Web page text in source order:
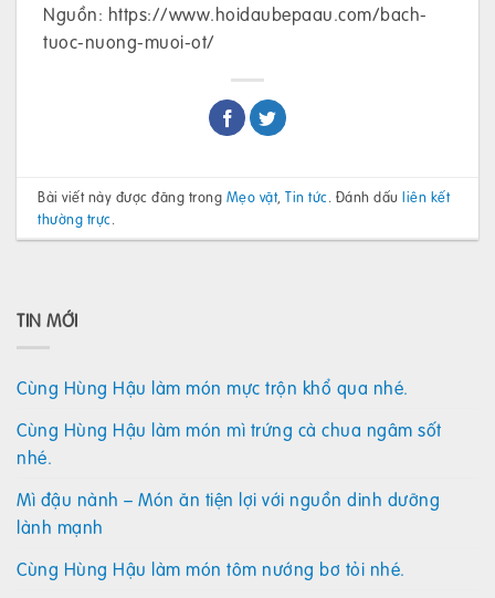
Nguồn: https://www.hoidaubepaau.com/bach-
tuoc-nuong-muoi-ot/
Bài viết này được đăng trong Mẹo vặt,Tin tức. Đánh dấuliên kết
thường trực.
TIN MỚI
Cùng Hùng Hậu làm món mực trộn khổ qua nhé.
Cùng Hùng Hậu làm món mì trứng cà chua ngâm sốt
nhé.
Mì đậu nành – Món ăn tiện lợi với nguồn dinh dưỡng
lành mạnh
Cùng Hùng Hậu làm món tôm nướng bơ tỏi nhé.